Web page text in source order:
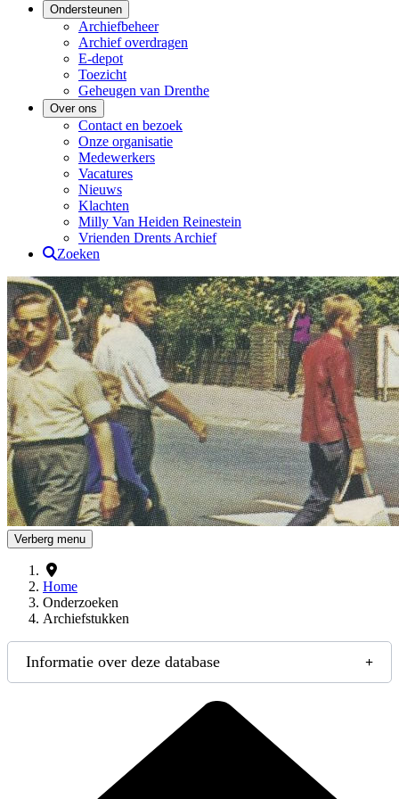
Ondersteunen
Archiefbeheer
Archief overdragen
E-depot
Toezicht
Geheugen van Drenthe
Over ons
Contact en bezoek
Onze organisatie
Medewerkers
Vacatures
Nieuws
Klachten
Milly Van Heiden Reinestein
Vrienden Drents Archief
Zoeken
Drents Archief
Verberg menu
Home
Onderzoeken
Archiefstukken
Informatie over deze database